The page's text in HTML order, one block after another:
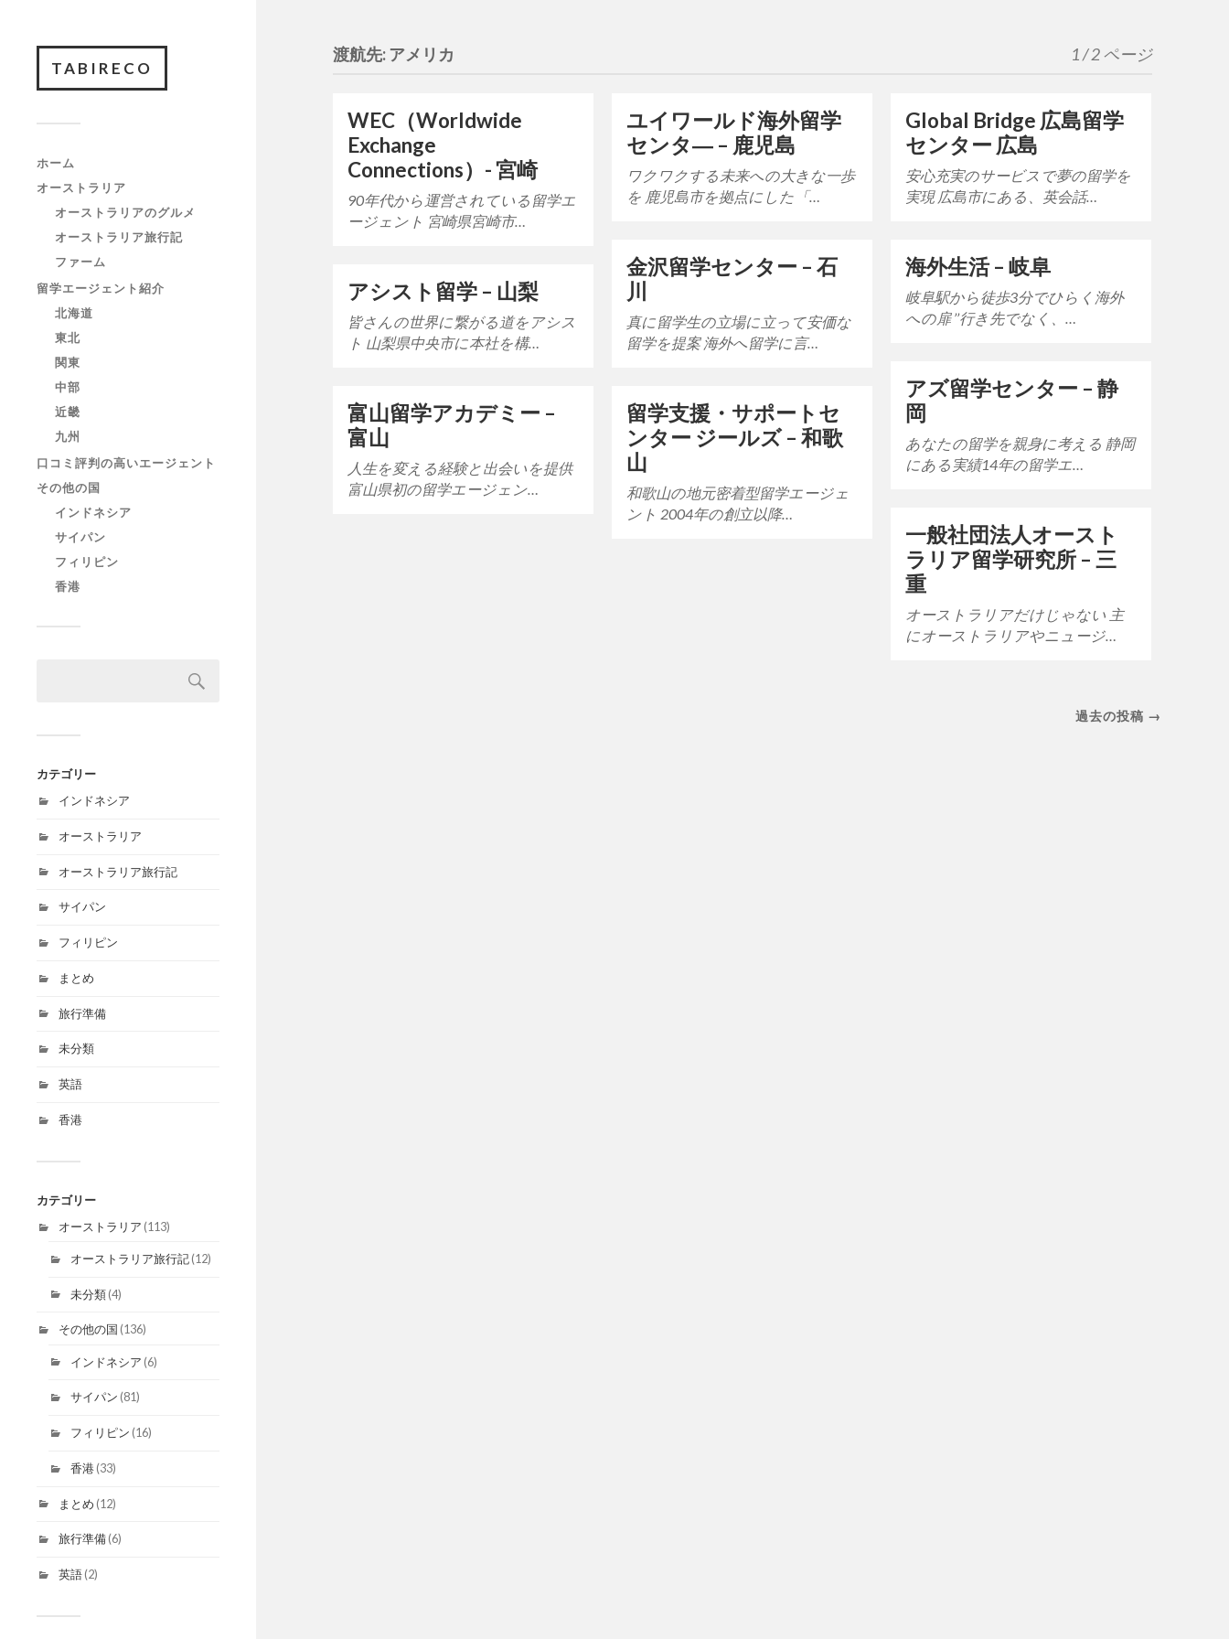
TABIRECO
ホーム
オーストラリア
オーストラリアのグルメ
オーストラリア旅行記
ファーム
留学エージェント紹介
北海道
東北
関東
中部
近畿
九州
口コミ評判の高いエージェント
その他の国
インドネシア
サイパン
フィリピン
香港
カテゴリー
インドネシア
オーストラリア
オーストラリア旅行記
サイパン
フィリピン
まとめ
旅行準備
未分類
英語
香港
カテゴリー
オーストラリア (113)
オーストラリア旅行記(12)
未分類(4)
その他の国 (136)
インドネシア (6)
サイパン (81)
フィリピン (16)
香港(33)
まとめ (12)
旅行準備(6)
英語(2)
渡航先:アメリカ 1 / 2 ページ
WEC（Worldwide
Exchange
Connections）- 宮崎
90年代から運営されている留学エ
ージェント 宮崎県宮崎市…
ユイワールド海外留学
センタ― – 鹿児島
ワクワクする未来への大きな一歩
を 鹿児島市を拠点にした「…
Global Bridge 広島留学
センター 広島
安心充実のサービスで夢の留学を
実現 広島市にある、英会話…
金沢留学センター – 石
川
真に留学生の立場に立って安価な
留学を提案 海外へ留学に言…
海外生活 – 岐阜
岐阜駅から徒歩3分でひらく海外
への扉 ’’行き先でなく、…
アシスト留学 – 山梨
皆さんの世界に繋がる道をアシス
ト 山梨県中央市に本社を構…
アズ留学センター – 静
岡
あなたの留学を親身に考える 静岡
にある実績14年の留学エ…
富山留学アカデミー –
富山
人生を変える経験と出会いを提供
富山県初の留学エージェン…
留学支援・サポートセ
ンター ジールズ – 和歌
山
和歌山の地元密着型留学エージェ
ント 2004年の創立以降…
一般社団法人オースト
ラリア留学研究所 – 三
重
オーストラリアだけじゃない 主
にオーストラリアやニュージ…
過去の投稿 →